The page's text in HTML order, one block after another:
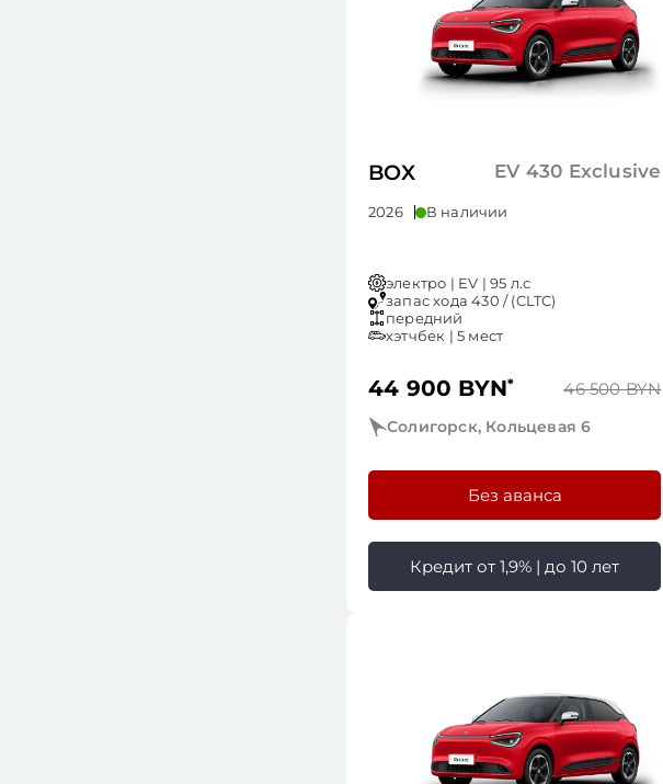
BOX EV 430 Exclusive
2026 В наличии
электро | EV | 95 л.с
запас хода 430 / (CLTC)
передний
хэтчбек | 5 мест
44 900 BYN* 46 500 BYN
Солигорск, Кольцевая 6
Без аванса
Кредит от 1,9% | до 10 лет